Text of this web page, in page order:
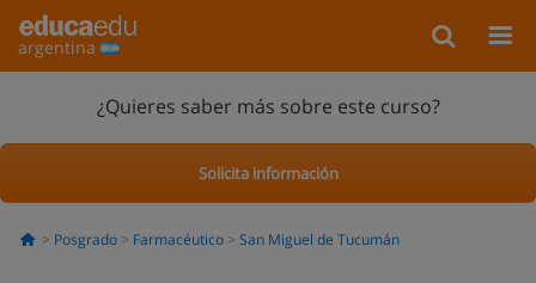
argentina
¿Quieres saber más sobre este curso?
Solicita información
Posgrado Farmacéutico San Miguel de Tucumán